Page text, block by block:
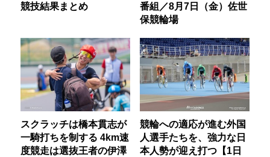
競技結果まとめ
番組／8月7日（金）佐世
保競輪場
スクラッチは橋本貫志が
一騎打ちを制する 4km速
度競走は選抜王者の伊澤
競輪への適応が進む外国
人選手たちを、強力な日
本人勢が迎え打つ【1日